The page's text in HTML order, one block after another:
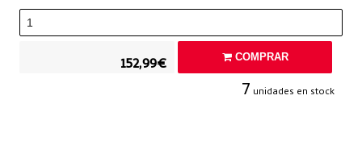
152,99€ COMPRAR
7 unidades en stock